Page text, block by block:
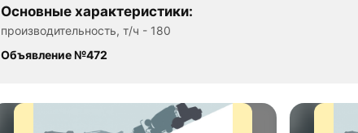
Основные характеристики:
производительность, т/ч - 180
Объявление №472